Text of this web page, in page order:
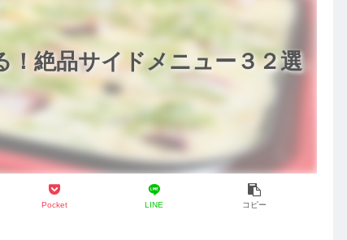
絶品サイドメニュー３２選
Pocket LINE コピー